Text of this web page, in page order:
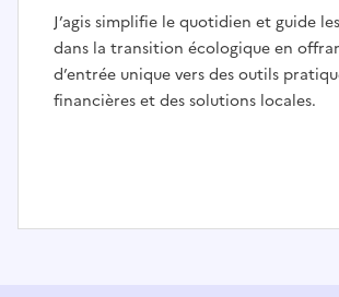
J’agis simplifie le quotidien et guide
dans la transition écologique en
d’entrée unique vers des outils
financières et des solutions locales.